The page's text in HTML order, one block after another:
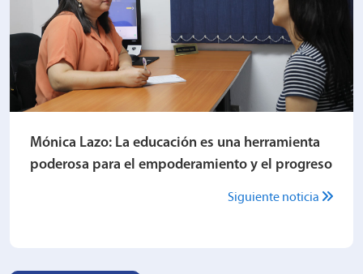
Mónica Lazo: La educación es una herramienta
poderosa para el empoderamiento y el progreso
Siguiente noticia